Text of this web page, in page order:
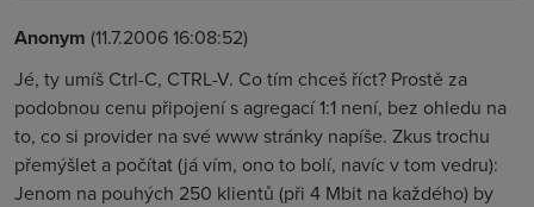
Anonym (11.7.2006 16:08:52)
Jé, ty umíš Ctrl-C, CTRL-V. Co tím chceš říct? Prostě za
podobnou cenu připojení s agregací 1:1 není, bez ohledu na
to, co si provider na své www stránky napíše. Zkus trochu
přemýšlet a počítat (já vím, ono to bolí, navíc v tom vedru):
Jenom na pouhých 250 klientů (při 4 Mbit na každého) by